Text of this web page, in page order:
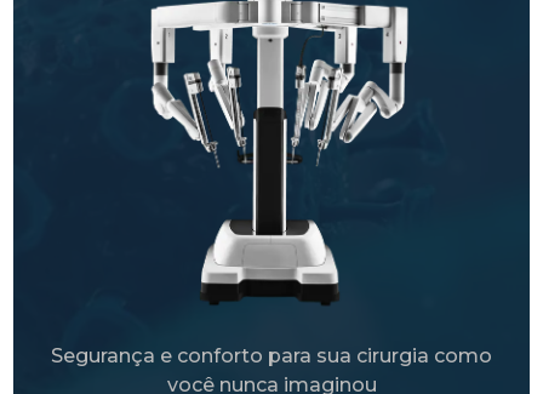
Segurança e conforto para sua cirurgia como
você nunca imaginou